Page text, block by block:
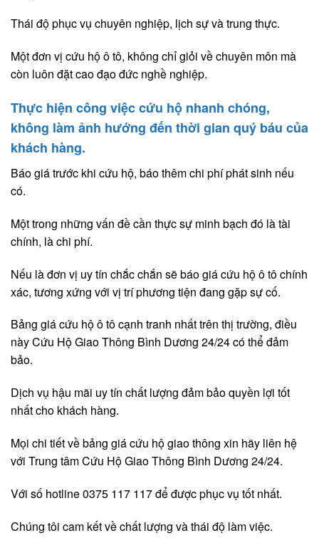
Thái độ phục vụ chuyên nghiệp, lịch sự và trung thực.
Một đơn vị cứu hộ ô tô, không chỉ giỏi về chuyên môn mà
còn luôn đặt cao đạo đức nghề nghiệp.
Thực hiện công việc cứu hộ nhanh chóng,
không làm ảnh hướng đến thời gian quý báu của
khách hàng.
Báo giá trước khi cứu hộ, báo thêm chi phí phát sinh nếu
có.
Một trong những vấn đề cần thực sự minh bạch đó là tài
chính, là chi phí.
Nếu là đơn vị uy tín chắc chắn sẽ báo giá cứu hộ ô tô chính
xác, tương xứng với vị trí phương tiện đang gặp sự cố.
Bảng giá cứu hộ ô tô cạnh tranh nhất trên thị trường, điều
này Cứu Hộ Giao Thông Bình Dương 24/24 có thể đảm
bảo.
Dịch vụ hậu mãi uy tín chất lượng đảm bảo quyền lợi tốt
nhất cho khách hàng.
Mọi chi tiết về bảng giá cứu hộ giao thông xin hãy liên hệ
với Trung tâm Cứu Hộ Giao Thông Bình Dương 24/24.
Với số hotline 0375 117 117 để được phục vụ tốt nhất.
Chúng tôi cam kết về chất lượng và thái độ làm việc.